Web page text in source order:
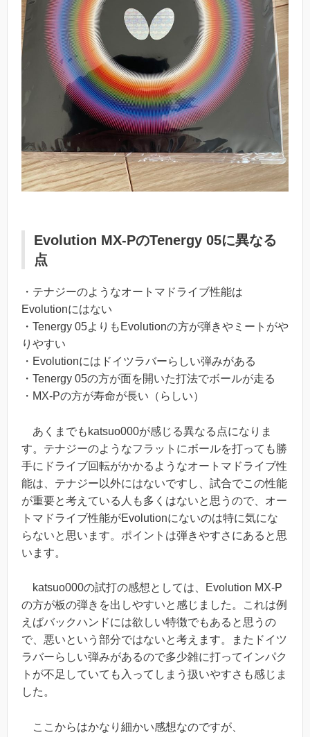
Evolution MX-PのTenergy 05に異なる
点
・テナジーのようなオートマドライブ性能は
Evolutionにはない
・Tenergy 05よりもEvolutionの方が弾きやミートがや
りやすい
・Evolutionにはドイツラバーらしい弾みがある
・Tenergy 05の方が面を開いた打法でボールが走る
・MX-Pの方が寿命が長い（らしい）
あくまでもkatsuo000が感じる異なる点になりま
す。テナジーのようなフラットにボールを打っても勝
手にドライブ回転がかかるようなオートマドライブ性
能は、テナジー以外にはないですし、試合でこの性能
が重要と考えている人も多くはないと思うので、オー
トマドライブ性能がEvolutionにないのは特に気にな
らないと思います。ポイントは弾きやすさにあると思
います。
katsuo000の試打の感想としては、Evolution MX-P
の方が板の弾きを出しやすいと感じました。これは例
えばバックハンドには欲しい特徴でもあると思うの
で、悪いという部分ではないと考えます。またドイツ
ラバーらしい弾みがあるので多少雑に打ってインパク
トが不足していても入ってしまう扱いやすさも感じま
した。
ここからはかなり細かい感想なのですが、